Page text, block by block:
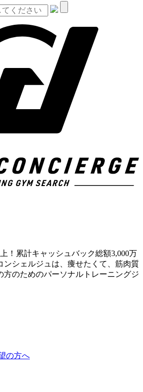
！累計キャッシュバック総額3,000万
ンシェルジュは、痩せたくて、筋肉質
方のためのパーソナルトレーニングジ
の方へ